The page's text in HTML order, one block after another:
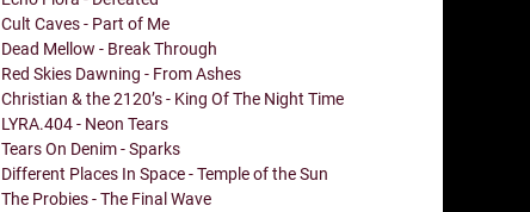
Cult Caves - Part of Me
Dead Mellow - Break Through
Red Skies Dawning - From Ashes
Christian & the 2120’s - King Of The Night Time
LYRA.404 - Neon Tears
Tears On Denim - Sparks
Different Places In Space - Temple of the Sun
The Probies - The Final Wave